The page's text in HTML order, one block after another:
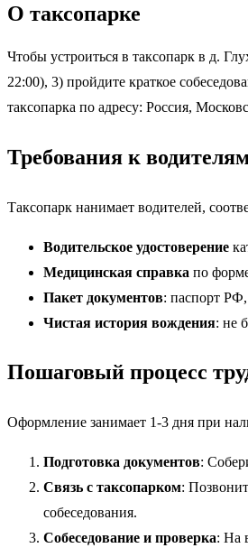
О таксопарке
Чтобы устроиться в таксопарк в д.
22:00), 3) пройдите краткое
таксопарка по адресу: Россия,
Требования к
Таксопарк нанимает водителей,
Водительское удостоверение
Медицинская справка по
Пакет документов: паспорт
Чистая история вождения: не
Пошаговый процесс
Оформление занимает 1-3 дня при
Подготовка документов:
Связь с таксопарком:
собеседования.
Собеседование и проверка: На